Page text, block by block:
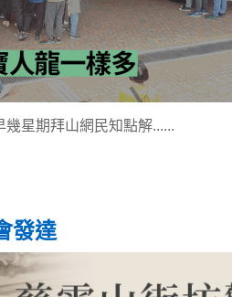
星期拜山網民知點解......
發達